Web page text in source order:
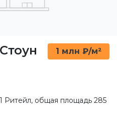
1 млн ₽/м²
Ритейл, общая площадь 285